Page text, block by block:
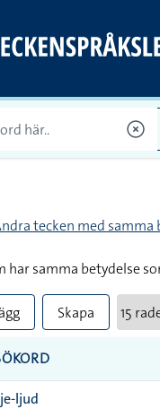
tecken med samma
har samma betydelse
i
Skapa
ljud